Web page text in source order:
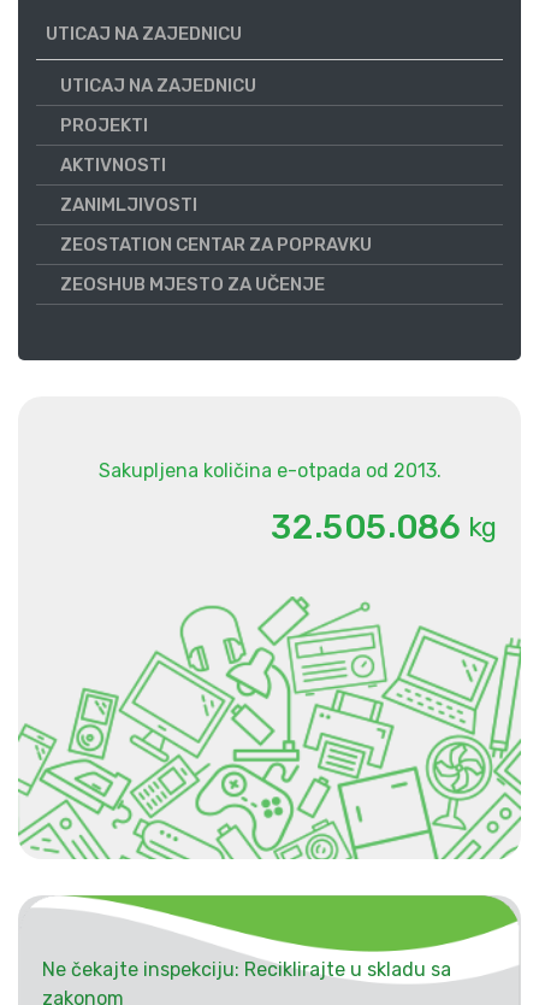
UTICAJ NA ZAJEDNICU
UTICAJ NA ZAJEDNICU
PROJEKTI
AKTIVNOSTI
ZANIMLJIVOSTI
ZEOSTATION CENTAR ZA POPRAVKU
ZEOSHUB MJESTO ZA UČENJE
Sakupljena količina e-otpada od 2013.
32.505.086 kg
Ne čekajte inspekciju: Reciklirajte u skladu sa
zakonom